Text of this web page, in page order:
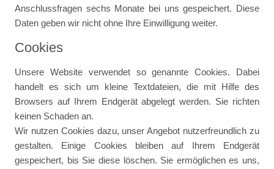
Anschlussfragen sechs Monate bei uns gespeichert. Diese
Daten geben wir nicht ohne Ihre Einwilligung weiter.
Cookies
Unsere Website verwendet so genannte Cookies. Dabei
handelt es sich um kleine Textdateien, die mit Hilfe des
Browsers auf Ihrem Endgerät abgelegt werden. Sie richten
keinen Schaden an.
Wir nutzen Cookies dazu, unser Angebot nutzerfreundlich zu
gestalten. Einige Cookies bleiben auf Ihrem Endgerät
gespeichert, bis Sie diese löschen. Sie ermöglichen es uns,